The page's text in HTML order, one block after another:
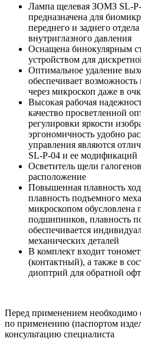
Лампа щелевая ЗОМЗ SL-
предназначена для
переднего и заднего
внутриглазного давления
Оснащена бинокулярным
устройством для
Оптимальное удаление
обеспечивает
через микроскоп даже в
Высокая рабочая
качество просветленной
регулировки яркости
эргономичность удобно
управления являются
SL-P-04 и ее модификаций
Осветитель щели
расположение
Повышенная плавность
плавность подъемного
микроскопом
подшипников, плавность
обеспечивается
механических деталей
В комплект входит
(контактный), а также в
диоптрий для обратной
Перед применением необходимо
по применению (паспортом
консультацию специалиста